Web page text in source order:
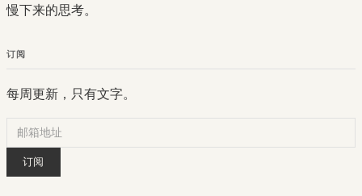
慢下来的思考。
订阅
每周更新，只有文字。
订阅